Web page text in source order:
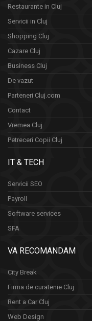
Restaurante in Cluj
Servicii in Cluj
Shopping Cluj
Cazare Cluj
Business Cluj
De vazut
Parteneri Cluj.com
Contact
Vremea Cluj
Petreceri Copii Cluj
IT & TECH
Servicii SEO
Payroll
Software services
SFA
VA RECOMANDAM
City Break
Firma de curatenie Cluj
Rent a Car Cluj
Web Design